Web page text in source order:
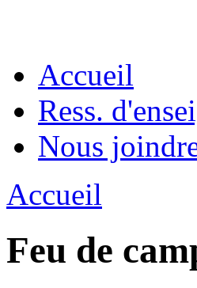
Accueil
Ress.
Nous
Accueil
Feu de